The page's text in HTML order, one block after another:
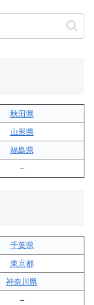
秋田県
山形県
福島県
–
千葉県
東京都
神奈川県
–